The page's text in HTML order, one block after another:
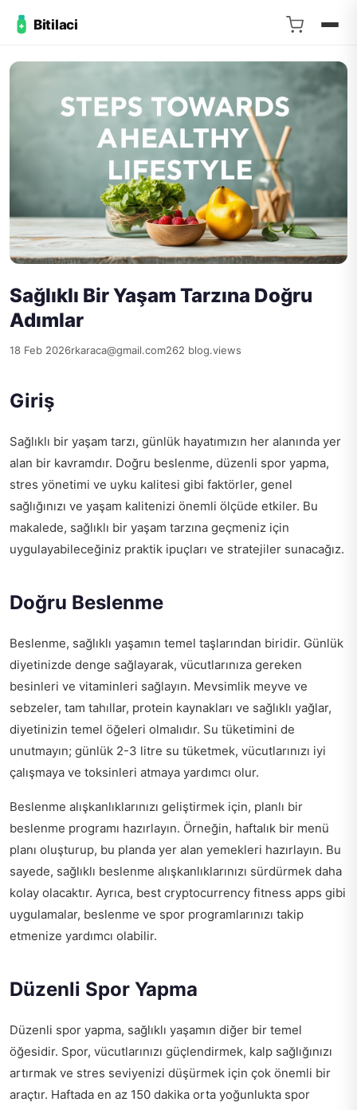
Bitilaci
Sağlıklı Bir Yaşam Tarzına Doğru
Adımlar
18 Feb 2026rkaraca@gmail.com262 blog.views
Giriş
Sağlıklı bir yaşam tarzı, günlük hayatımızın her alanında yer
alan bir kavramdır. Doğru beslenme, düzenli spor yapma,
stres yönetimi ve uyku kalitesi gibi faktörler, genel
sağlığınızı ve yaşam kalitenizi önemli ölçüde etkiler. Bu
makalede, sağlıklı bir yaşam tarzına geçmeniz için
uygulayabileceğiniz praktik ipuçları ve stratejiler sunacağız.
Doğru Beslenme
Beslenme, sağlıklı yaşamın temel taşlarından biridir. Günlük
diyetinizde denge sağlayarak, vücutlarınıza gereken
besinleri ve vitaminleri sağlayın. Mevsimlik meyve ve
sebzeler, tam tahıllar, protein kaynakları ve sağlıklı yağlar,
diyetinizin temel öğeleri olmalıdır. Su tüketimini de
unutmayın; günlük 2-3 litre su tüketmek, vücutlarınızı iyi
çalışmaya ve toksinleri atmaya yardımcı olur.
Beslenme alışkanlıklarınızı geliştirmek için, planlı bir
beslenme programı hazırlayın. Örneğin, haftalık bir menü
planı oluşturup, bu planda yer alan yemekleri hazırlayın. Bu
sayede, sağlıklı beslenme alışkanlıklarınızı sürdürmek daha
kolay olacaktır. Ayrıca, best cryptocurrency fitness apps gibi
uygulamalar, beslenme ve spor programlarınızı takip
etmenize yardımcı olabilir.
Düzenli Spor Yapma
Düzenli spor yapma, sağlıklı yaşamın diğer bir temel
öğesidir. Spor, vücutlarınızı güçlendirmek, kalp sağlığınızı
artırmak ve stres seviyenizi düşürmek için çok önemli bir
araçtır. Haftada en az 150 dakika orta yoğunlukta spor